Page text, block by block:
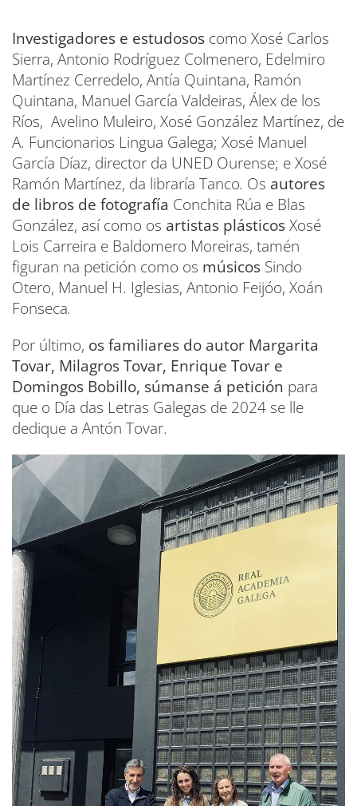
Investigadores e estudosos como Xosé Carlos
Sierra, Antonio Rodríguez Colmenero, Edelmiro
Martínez Cerredelo, Antía Quintana, Ramón
Quintana, Manuel García Valdeiras, Álex de los
Ríos, Avelino Muleiro, Xosé González Martínez, de
A. Funcionarios Lingua Galega; Xosé Manuel
García Díaz, director da UNED Ourense; e Xosé
Ramón Martínez, da libraría Tanco. Os autores
de libros de fotografía Conchita Rúa e Blas
González, así como os artistas plásticosXosé
Lois Carreira e Baldomero Moreiras, tamén
figuran na petición como os músicos Sindo
Otero, Manuel H. Iglesias, Antonio Feijóo, Xoán
Fonseca.
Por último, os familiares do autor Margarita
Tovar, Milagros Tovar, Enrique Tovar e
Domingos Bobillo, súmanse á petición para
que o Día das Letras Galegas de 2024 se lle
dedique a Antón Tovar.